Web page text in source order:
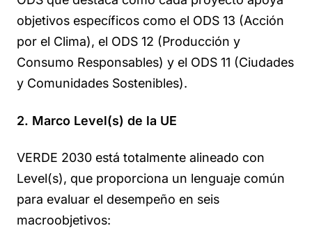
objetivos específicos como el ODS 13 (Acción
por el Clima), el ODS 12 (Producción y
Consumo Responsables) y el ODS 11 (Ciudades
y Comunidades Sostenibles).
2. Marco Level(s) de la UE
VERDE 2030 está totalmente alineado con
Level(s), que proporciona un lenguaje común
para evaluar el desempeño en seis
macroobjetivos: